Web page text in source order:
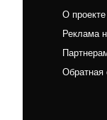
О проекте
Реклама
Обратная